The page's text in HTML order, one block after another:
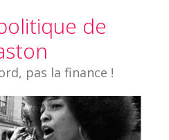
de
pas la finance !